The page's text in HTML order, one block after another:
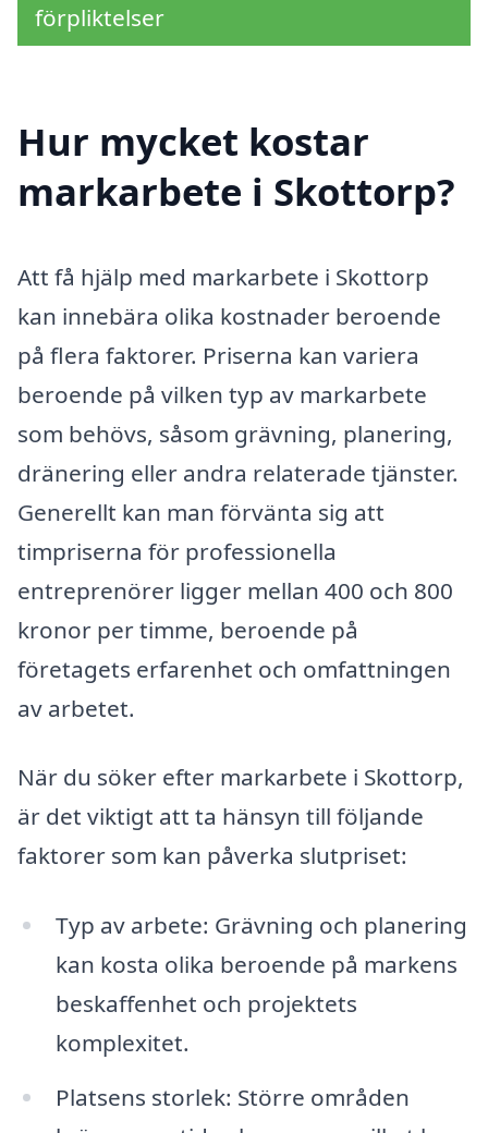
förpliktelser
Hur mycket kostar
markarbete i Skottorp?
Att få hjälp med markarbete i Skottorp
kan innebära olika kostnader beroende
på flera faktorer. Priserna kan variera
beroende på vilken typ av markarbete
som behövs, såsom grävning, planering,
dränering eller andra relaterade tjänster.
Generellt kan man förvänta sig att
timpriserna för professionella
entreprenörer ligger mellan 400 och 800
kronor per timme, beroende på
företagets erfarenhet och omfattningen
av arbetet.
När du söker efter markarbete i Skottorp,
är det viktigt att ta hänsyn till följande
faktorer som kan påverka slutpriset:
Typ av arbete: Grävning och planering
kan kosta olika beroende på markens
beskaffenhet och projektets
komplexitet.
Platsens storlek: Större områden